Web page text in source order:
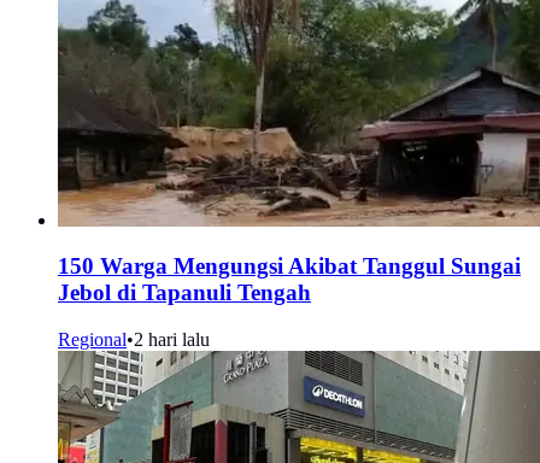
150 Warga Mengungsi Akibat Tanggul Sungai
Jebol di Tapanuli Tengah
Regional•2 hari lalu